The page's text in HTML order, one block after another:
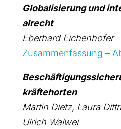
Glo­ba­li­sie­rung und
al­recht
Eber­hard Eichen­ho­fer
Zusam­men­fas­sung –
kräf­te­hor­ten
Mar­tin Dietz, Lau­ra
Ulrich Wal­wei